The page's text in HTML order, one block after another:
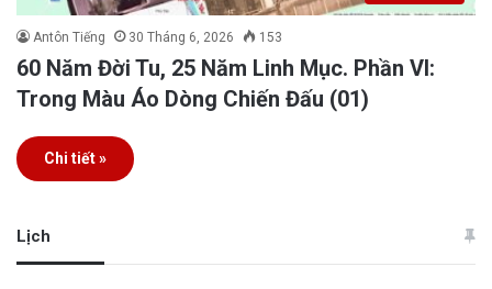
Antôn Tiếng 30 Tháng 6, 2026 153
60 Năm Đời Tu, 25 Năm Linh Mục. Phần VI:
Trong Màu Áo Dòng Chiến Đấu (01)
Chi tiết »
Lịch